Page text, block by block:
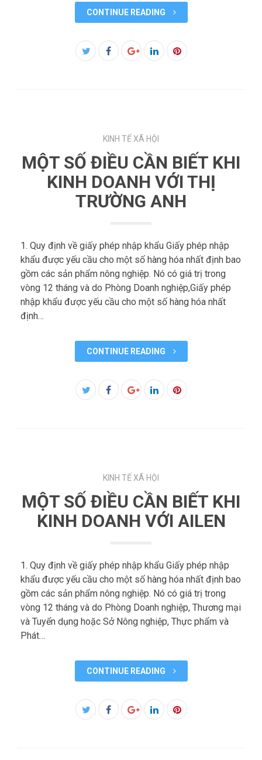
CONTINUE READING
Facebook
KINH TẾ XÃ HỘI
MỘT SỐ ĐIỀU CẦN BIẾT KHI
KINH DOANH VỚI THỊ
TRƯỜNG ANH
1. Quy định về giấy phép nhập khẩu Giấy phép nhập
khẩu được yếu cầu cho một số hàng hóa nhất định bao
gồm các sản phẩm nông nghiệp. Nó có giá trị trong
vòng 12 tháng và do Phòng Doanh nghiệp,Giấy phép
nhập khẩu được yếu cầu cho một số hàng hóa nhất
định…
CONTINUE READING
Facebook
KINH TẾ XÃ HỘI
MỘT SỐ ĐIỀU CẦN BIẾT KHI
KINH DOANH VỚI AILEN
1. Quy định về giấy phép nhập khẩu Giấy phép nhập
khẩu được yếu cầu cho một số hàng hóa nhất định bao
gồm các sản phẩm nông nghiệp. Nó có giá trị trong
vòng 12 tháng và do Phòng Doanh nghiệp, Thương mại
và Tuyển dụng hoặc Sở Nông nghiệp, Thực phẩm và
Phát…
CONTINUE READING
Facebook